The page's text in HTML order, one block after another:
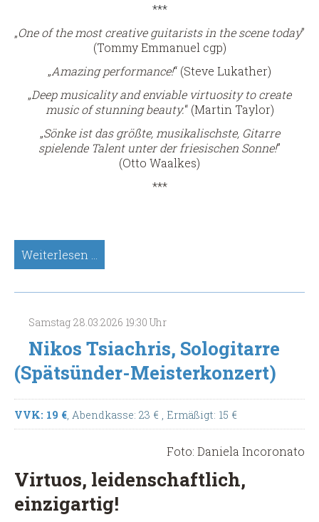
***
„One of the most creative guitarists in the scene today”
(Tommy Emmanuel cgp)
„Amazing performance!“ (Steve Lukather)
„Deep musicality and enviable virtuosity to create
music of stunning beauty.“ (Martin Taylor)
„Sönke ist das größte, musikalischste, Gitarre
spielende Talent unter der friesischen Sonne!”
(Otto Waalkes)
***
Weiterlesen …
Sönke
Meinen,
Samstag 28.03.2026 19:30 Uhr
Nikos Tsiachris, Sologitarre
(Spätsünder-Meisterkonzert)
VVK: 19 €, Abendkasse: 23 € , Ermäßigt: 15 €
Foto: Daniela Incoronato
Virtuos, leidenschaftlich,
einzigartig!